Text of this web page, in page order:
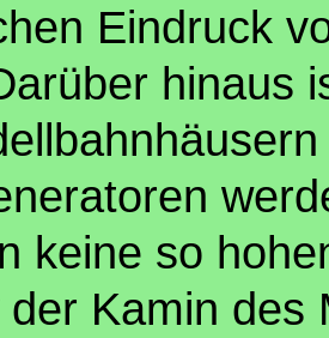
Eindruck
hinaus
keine so
der Kamin des